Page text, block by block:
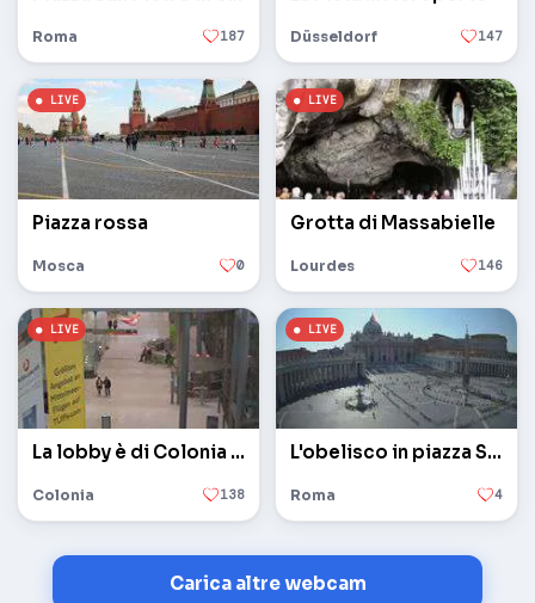
Roma 187 Düsseldorf 147
Piazza rossa
Mosca 0
Grotta di Massabielle
Lourdes 146
La lobby è di Colonia / Bonn
Colonia 138
L'obelisco in piazza San Pietro in Vaticano
Roma 4
Carica altre webcam